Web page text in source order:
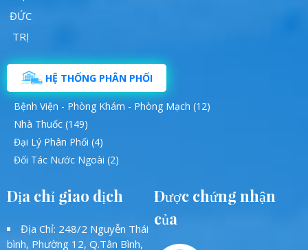
HỆ THỐNG PHÂN PHỐI
Bệnh Viện - Phòng Khám - Phòng Mạch (12)
Nhà Thuốc (149)
Đại Lý Phân Phối (4)
Đối Tác Nước Ngoài (2)
Địa chỉ giao dịch
Địa Chỉ: 248/2 Nguyễn Thái
bình, Phường 12, Q.Tân Bình,
Được chứng nhận
của